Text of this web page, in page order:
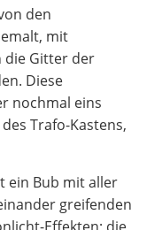
den
mit
die Gitter der
Diese
nochmal eins
Trafo-Kastens,
ein Bub mit aller
greifenden